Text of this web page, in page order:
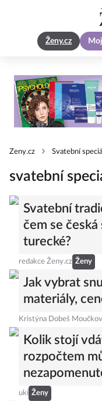
Ženy.cz
Zeny.cz Svatební speciál
svatební
Svatební
čem se
turecké?
redakce Ženy.cz Ženy
Jak vybrat
materiály,
Kristýna Dobeš
Kolik stojí
rozpočtem
uki Ženy